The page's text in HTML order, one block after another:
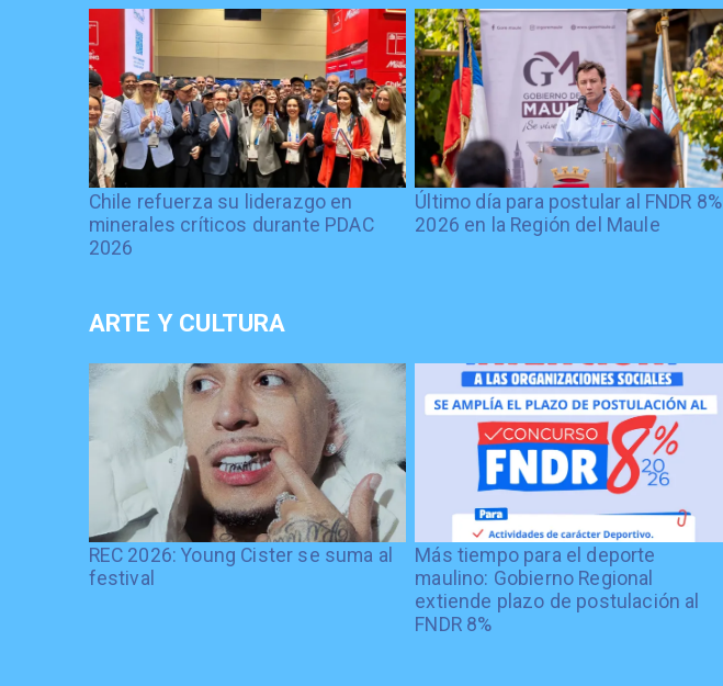
Chile refuerza su liderazgo en
minerales críticos durante PDAC
2026
Último día para postular al FNDR 8%
2026 en la Región del Maule
ARTE Y CULTURA
REC 2026: Young Cister se suma al
festival
Más tiempo para el deporte
maulino: Gobierno Regional
extiende plazo de postulación al
FNDR 8%